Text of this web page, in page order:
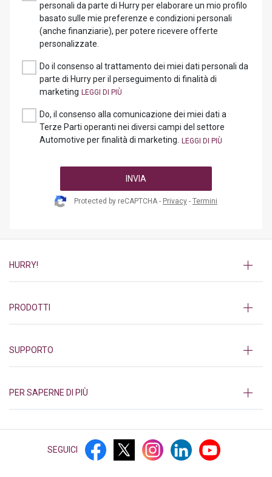
personali da parte di Hurry per elaborare un mio profilo
basato sulle mie preferenze e condizioni personali
(anche finanziarie), per potere ricevere offerte
personalizzate.
Do il consenso al trattamento dei miei dati personali da
parte di Hurry per il perseguimento di finalità di
marketing
Do, il consenso alla comunicazione dei miei dati a
Terze Parti operanti nei diversi campi del settore
Automotive per finalità di marketing.
INVIA
Protected by reCAPTCHA - Privacy - Termini
HURRY!
PRODOTTI
SUPPORTO
PER SAPERNE DI PIÙ
SEGUICI